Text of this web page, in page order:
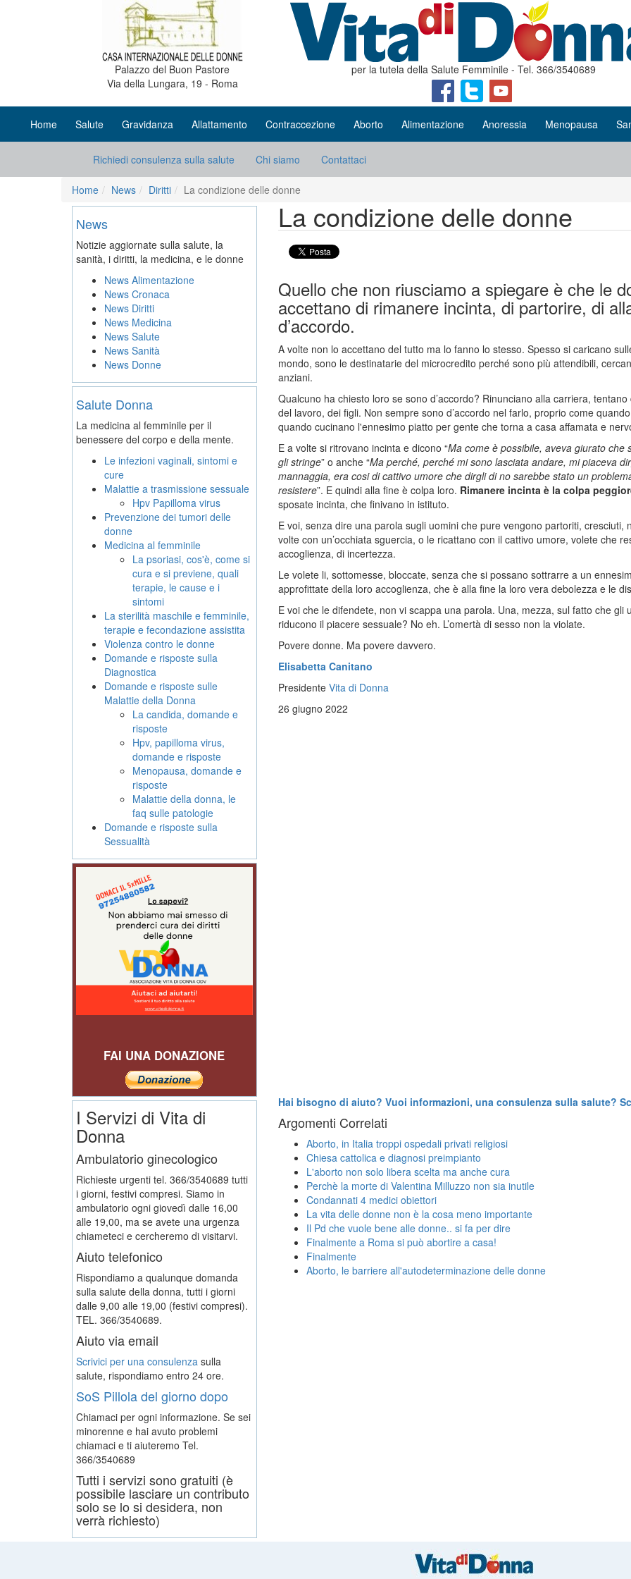
Palazzo del Buon Pastore
Via della Lungara, 19 - Roma
per la tutela della Salute Femminile - Tel. 366/3540689
Home Salute Gravidanza Allattamento Contraccezione Aborto Alimentazione Anoressia Menopausa
Richiedi consulenza sulla salute Chi siamo Contattaci
Home News Diritti La condizione delle donne
La condizione delle donne
Quello che non riusciamo a spiegare è che le
accettano di rimanere incinta, di partorire, di
d’accordo.
A volte non lo accettano del tutto ma lo fanno lo stesso. Spesso si caricano
mondo, sono le destinatarie del microcredito perché sono più attendibili,
anziani.
Qualcuno ha chiesto loro se sono d’accordo? Rinunciano alla carriera,
del lavoro, dei figli. Non sempre sono d’accordo nel farlo, proprio come
quando cucinano l'ennesimo piatto per gente che torna a casa affamata e
E a volte si ritrovano incinta e dicono “Ma come è possibile, aveva giurato che
gli stringe” o anche “Ma perché, perché mi sono lasciata andare, mi piaceva
mannaggia, era cosi di cattivo umore che dirgli di no sarebbe stato un
resistere”. E quindi alla fine è colpa loro. Rimanere incinta è la colpa
sposate incinta, che finivano in istituto.
E voi, senza dire una parola sugli uomini che pure vengono partoriti,
volte con un’occhiata sguercia, o le ricattano con il cattivo umore, volete che
accoglienza, di incertezza.
Le volete li, sottomesse, bloccate, senza che si possano sottrarre a un
approfittate della loro accoglienza, che è alla fine la loro vera debolezza e le
E voi che le difendete, non vi scappa una parola. Una, mezza, sul fatto che
riducono il piacere sessuale? No eh. L’omertà di sesso non la violate.
Povere donne. Ma povere davvero.
Elisabetta Canitano
Presidente Vita di Donna
26 giugno 2022
Hai bisogno di aiuto? Vuoi informazioni, una consulenza sulla salute?
Argomenti Correlati
Aborto, in Italia troppi ospedali privati religiosi
Chiesa cattolica e diagnosi preimpianto
L'aborto non solo libera scelta ma anche cura
Perchè la morte di Valentina Milluzzo non sia inutile
Condannati 4 medici obiettori
La vita delle donne non è la cosa meno importante
Il Pd che vuole bene alle donne.. si fa per dire
Finalmente a Roma si può abortire a casa!
Finalmente
Aborto, le barriere all'autodeterminazione delle donne
News
Notizie aggiornate sulla salute, la
sanità, i diritti, la medicina, e le donne
News Alimentazione
News Cronaca
News Diritti
News Medicina
News Salute
News Sanità
News Donne
Salute Donna
La medicina al femminile per il
benessere del corpo e della mente.
Le infezioni vaginali, sintomi e
cure
Malattie a trasmissione sessuale
Hpv Papilloma virus
Prevenzione dei tumori delle
donne
Medicina al femminile
La psoriasi, cos'è, come si
cura e si previene, quali
terapie, le cause e i
sintomi
La sterilità maschile e femminile,
terapie e fecondazione assistita
Violenza contro le donne
Domande e risposte sulla
Diagnostica
Domande e risposte sulle
Malattie della Donna
La candida, domande e
risposte
Hpv, papilloma virus,
domande e risposte
Menopausa, domande e
risposte
Malattie della donna, le
faq sulle patologie
Domande e risposte sulla
Sessualità
FAI UNA DONAZIONE
I Servizi di Vita di
Donna
Ambulatorio ginecologico
Richieste urgenti tel. 366/3540689 tutti
i giorni, festivi compresi. Siamo in
ambulatorio ogni giovedì dalle 16,00
alle 19,00, ma se avete una urgenza
chiameteci e cercheremo di visitarvi.
Aiuto telefonico
Rispondiamo a qualunque domanda
sulla salute della donna, tutti i giorni
dalle 9,00 alle 19,00 (festivi compresi).
TEL. 366/3540689.
Aiuto via email
Scrivici per una consulenza sulla
salute, rispondiamo entro 24 ore.
SoS Pillola del giorno dopo
Chiamaci per ogni informazione. Se sei
minorenne e hai avuto problemi
chiamaci e ti aiuteremo Tel.
366/3540689
Tutti i servizi sono gratuiti (è
possibile lasciare un contributo
solo se lo si desidera, non
verrà richiesto)